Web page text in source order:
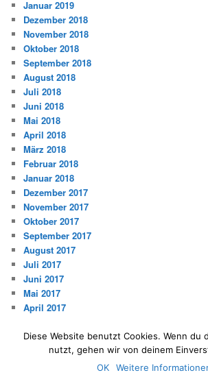
Januar 2019
Dezember 2018
November 2018
Oktober 2018
September 2018
August 2018
Juli 2018
Juni 2018
Mai 2018
April 2018
März 2018
Februar 2018
Januar 2018
Dezember 2017
November 2017
Oktober 2017
September 2017
August 2017
Juli 2017
Juni 2017
Mai 2017
April 2017
Februar 2017
Januar 2017
Diese Website benutzt Cookies. Wenn du
nutzt, gehen wir von deinem
OK
Weitere